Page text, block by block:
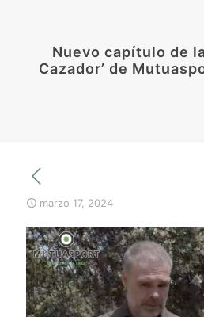
Nuevo capítulo de
Cazador’ de
marzo 17, 2024